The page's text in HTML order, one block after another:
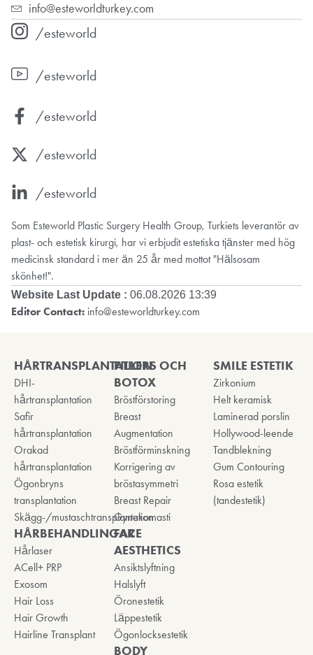
info@esteworldturkey.com
/esteworld
/esteworld
/esteworld
/esteworld
/esteworld
Som Esteworld Plastic Surgery Health Group, Turkiets leverantör av
plast- och estetisk kirurgi, har vi erbjudit estetiska tjänster med hög
medicinsk standard i mer än 25 år med mottot "Hälsosam
skönhet!".
Website Last Update : 06.08.2026 13:39
Editor Contact: info@esteworldturkey.com
HÅRTRANSPLANTATION
DHI-
hårtransplantation
Safir
hårtransplantation
Orakad
hårtransplantation
Ögonbryns
transplantation
Skägg-/mustaschtransplantation
HÅRBEHANDLINGAR
Hårlaser
ACell+ PRP
Exosom
Hair Loss
Hair Growth
Hairline Transplant
FILLERS OCH
BOTOX
Bröstförstoring
Breast
Augmentation
Bröstförminskning
Korrigering av
bröstasymmetri
Breast Repair
Gynekomasti
FACE
AESTHETICS
Ansiktslyftning
Halslyft
Öronestetik
Läppestetik
Ögonlocksestetik
BODY
SMILE ESTETIK
Zirkonium
Helt keramisk
Laminerad porslin
Hollywood-leende
Tandblekning
Gum Contouring
Rosa estetik
(tandestetik)